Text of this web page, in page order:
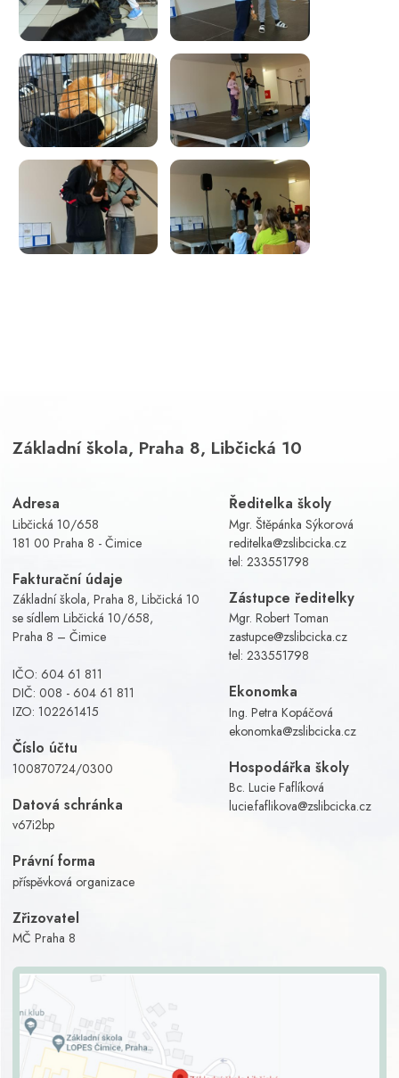
Základní škola, Praha 8, Libčická 10
Adresa
Libčická 10/658
181 00 Praha 8 - Čimice
Fakturační údaje
Základní škola, Praha 8, Libčická 10
se sídlem Libčická 10/658,
Praha 8 – Čimice
IČO: 604 61 811
DIČ: 008 - 604 61 811
IZO: 102261415
Číslo účtu
100870724/0300
Datová schránka
v67i2bp
Právní forma
příspěvková organizace
Zřizovatel
MČ Praha 8
Ředitelka školy
Mgr. Štěpánka Sýkorová
reditelka@zslibcicka.cz
tel: 233551798
Zástupce ředitelky
Mgr. Robert Toman
zastupce@zslibcicka.cz
tel: 233551798
Ekonomka
Ing. Petra Kopáčová
ekonomka@zslibcicka.cz
Hospodářka školy
Bc. Lucie Faflíková
lucie.faflikova@zslibcicka.cz